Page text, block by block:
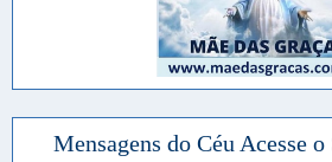
Mensagens do Céu Acesse